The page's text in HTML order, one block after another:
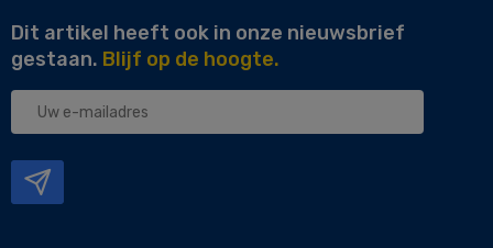
Dit artikel heeft ook in onze nieuwsbrief
gestaan. Blijf op de hoogte.
Uw